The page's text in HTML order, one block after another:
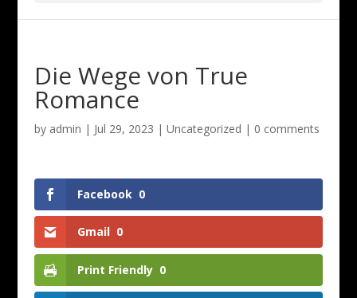
Die Wege von True
Romance
by admin | Jul 29, 2023 | Uncategorized | 0 comments
Facebook 0
Gmail 0
Print Friendly 0